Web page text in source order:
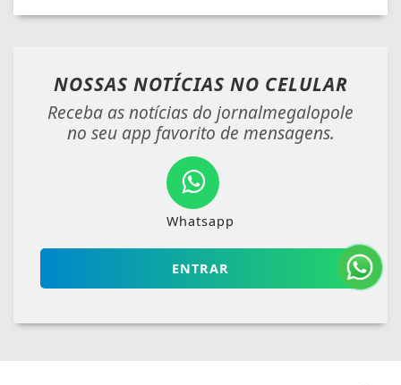
NOSSAS NOTÍCIAS NO CELULAR
Receba as notícias do jornalmegalopole
no seu app favorito de mensagens.
Whatsapp
ENTRAR